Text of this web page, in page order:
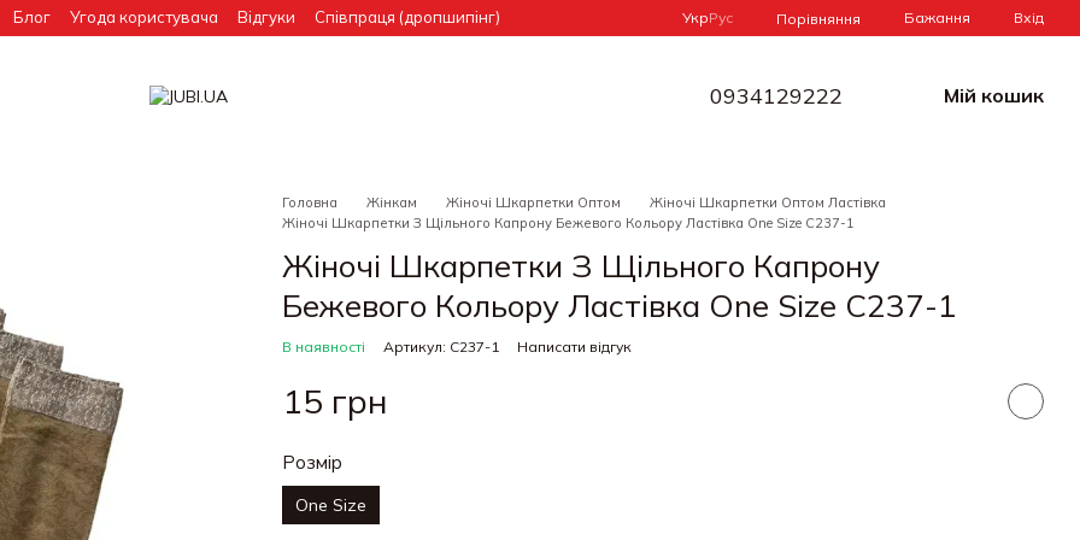
Блог Угода користувача Відгуки Співпраця (дропшипінг) УкрРус Порівняння Бажання Вхід
0934129222 Мій кошик
Головна Жінкам Жіночі Шкарпетки Оптом
Жіночі Шкарпетки Оптом Ластівка
Жіночі Шкарпетки З Щільного Капрону Бежевого Кольору Ластівка One Size С237-1
Жіночі Шкарпетки З Щільного Капрону
Бежевого Кольору Ластівка One Size С237-1
В наявності Артикул: С237-1 Написати відгук
15 грн
Розмір
One Size